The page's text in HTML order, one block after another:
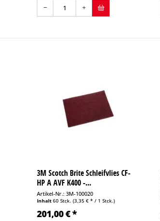
3M Scotch Brite Schleifvlies CF-
HP A AVF K400 -...
Artikel-Nr.: 3M-100020
Inhalt60 Stck.(3,35 € * / 1 Stck.)
201,00 € *